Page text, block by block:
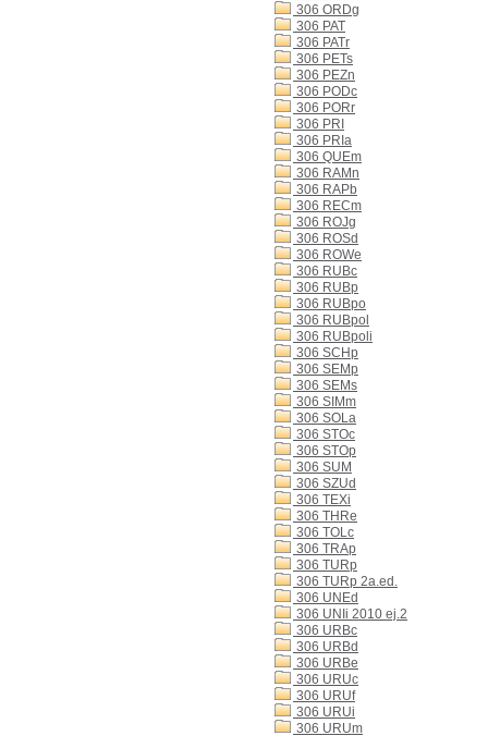
306 ORDg
306 PAT
306 PATr
306 PETs
306 PEZn
306 PODc
306 PORr
306 PRI
306 PRIa
306 QUEm
306 RAMn
306 RAPb
306 RECm
306 ROJg
306 ROSd
306 ROWe
306 RUBc
306 RUBp
306 RUBpo
306 RUBpol
306 RUBpoli
306 SCHp
306 SEMp
306 SEMs
306 SIMm
306 SOLa
306 STOc
306 STOp
306 SUM
306 SZUd
306 TEXi
306 THRe
306 TOLc
306 TRAp
306 TURp
306 TURp 2a.ed.
306 UNEd
306 UNIi 2010 ej.2
306 URBc
306 URBd
306 URBe
306 URUc
306 URUf
306 URUi
306 URUm